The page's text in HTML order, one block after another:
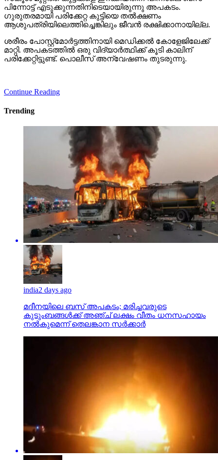
പിന്നോട്ട് എടുക്കുന്നതിനിടെയായിരുന്നു അപകടം.
ഗുരുതരമായി പരിക്കേറ്റ കുട്ടിയെ തല്‍ക്ഷണം
ആശുപത്രിയിലെത്തിച്ചെങ്കിലും ജീവന്‍ രക്ഷിക്കാനായില്ല.
ശരീരം പോസ്റ്റ്മോര്‍ട്ടത്തിനായി മെഡിക്കല്‍ കോളേജിലേക്ക്
മാറ്റി. അപകടത്തില്‍ ഒരു വിദ്യാര്‍ത്ഥിക്ക് കൂടി കാലിന്
പരിക്കേറ്റിട്ടുണ്ട്. പൊലീസ് അന്വേഷണം തുടരുന്നു.
Continue Reading
Trending
india2 days ago
മദീനയിലെ ബസ് അപകടം; മരിച്ചവരുടെ
കുടുംബങ്ങള്‍ക്ക് അഞ്ച് ലക്ഷം വീതം ധനസഹായം
നല്‍കുമെന്ന് തെലങ്കാന സര്‍ക്കാര്‍